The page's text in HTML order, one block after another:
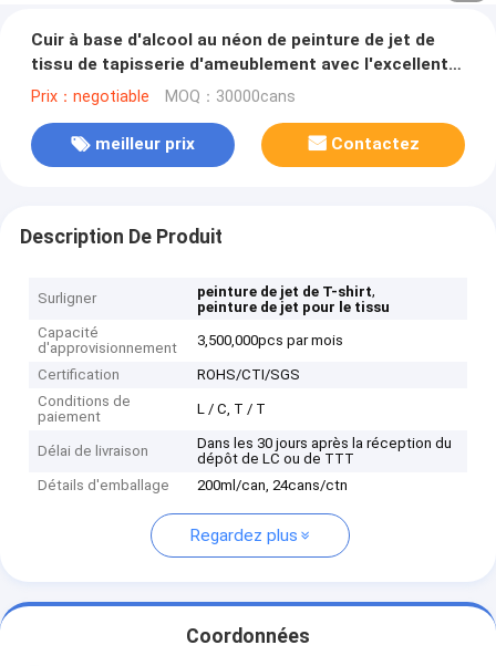
Cuir à base d'alcool au néon de peinture de jet de
tissu de tapisserie d'ameublement avec l'excellente
couverture
Prix：negotiable MOQ：30000cans
meilleur prix Contactez
Description De Produit
Surligner peinture de jet de T-shirt,
peinture de jet pour le tissu
Capacité
d'approvisionnement
3,500,000pcs par mois
Certification
ROHS/CTI/SGS
Conditions de
paiement
L / C, T / T
Délai de livraison
Dans les 30 jours après la réception du
dépôt de LC ou de TTT
Détails d'emballage
200ml/can, 24cans/ctn
Regardez plus
Coordonnées